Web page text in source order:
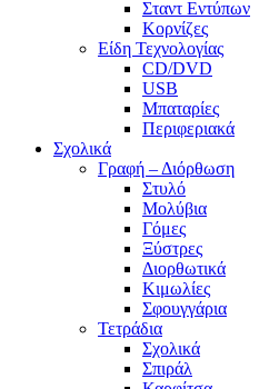
Σταντ Εντύπων
Κορνίζες
Είδη Τεχνολογίας
CD/DVD
USB
Μπαταρίες
Περιφεριακά
Σχολικά
Γραφή – Διόρθωση
Στυλό
Μολύβια
Γόμες
Ξύστρες
Διορθωτικά
Κιμωλίες
Σφουγγάρια
Τετράδια
Σχολικά
Σπιράλ